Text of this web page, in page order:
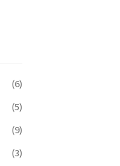
(6)
(5)
(9)
(3)